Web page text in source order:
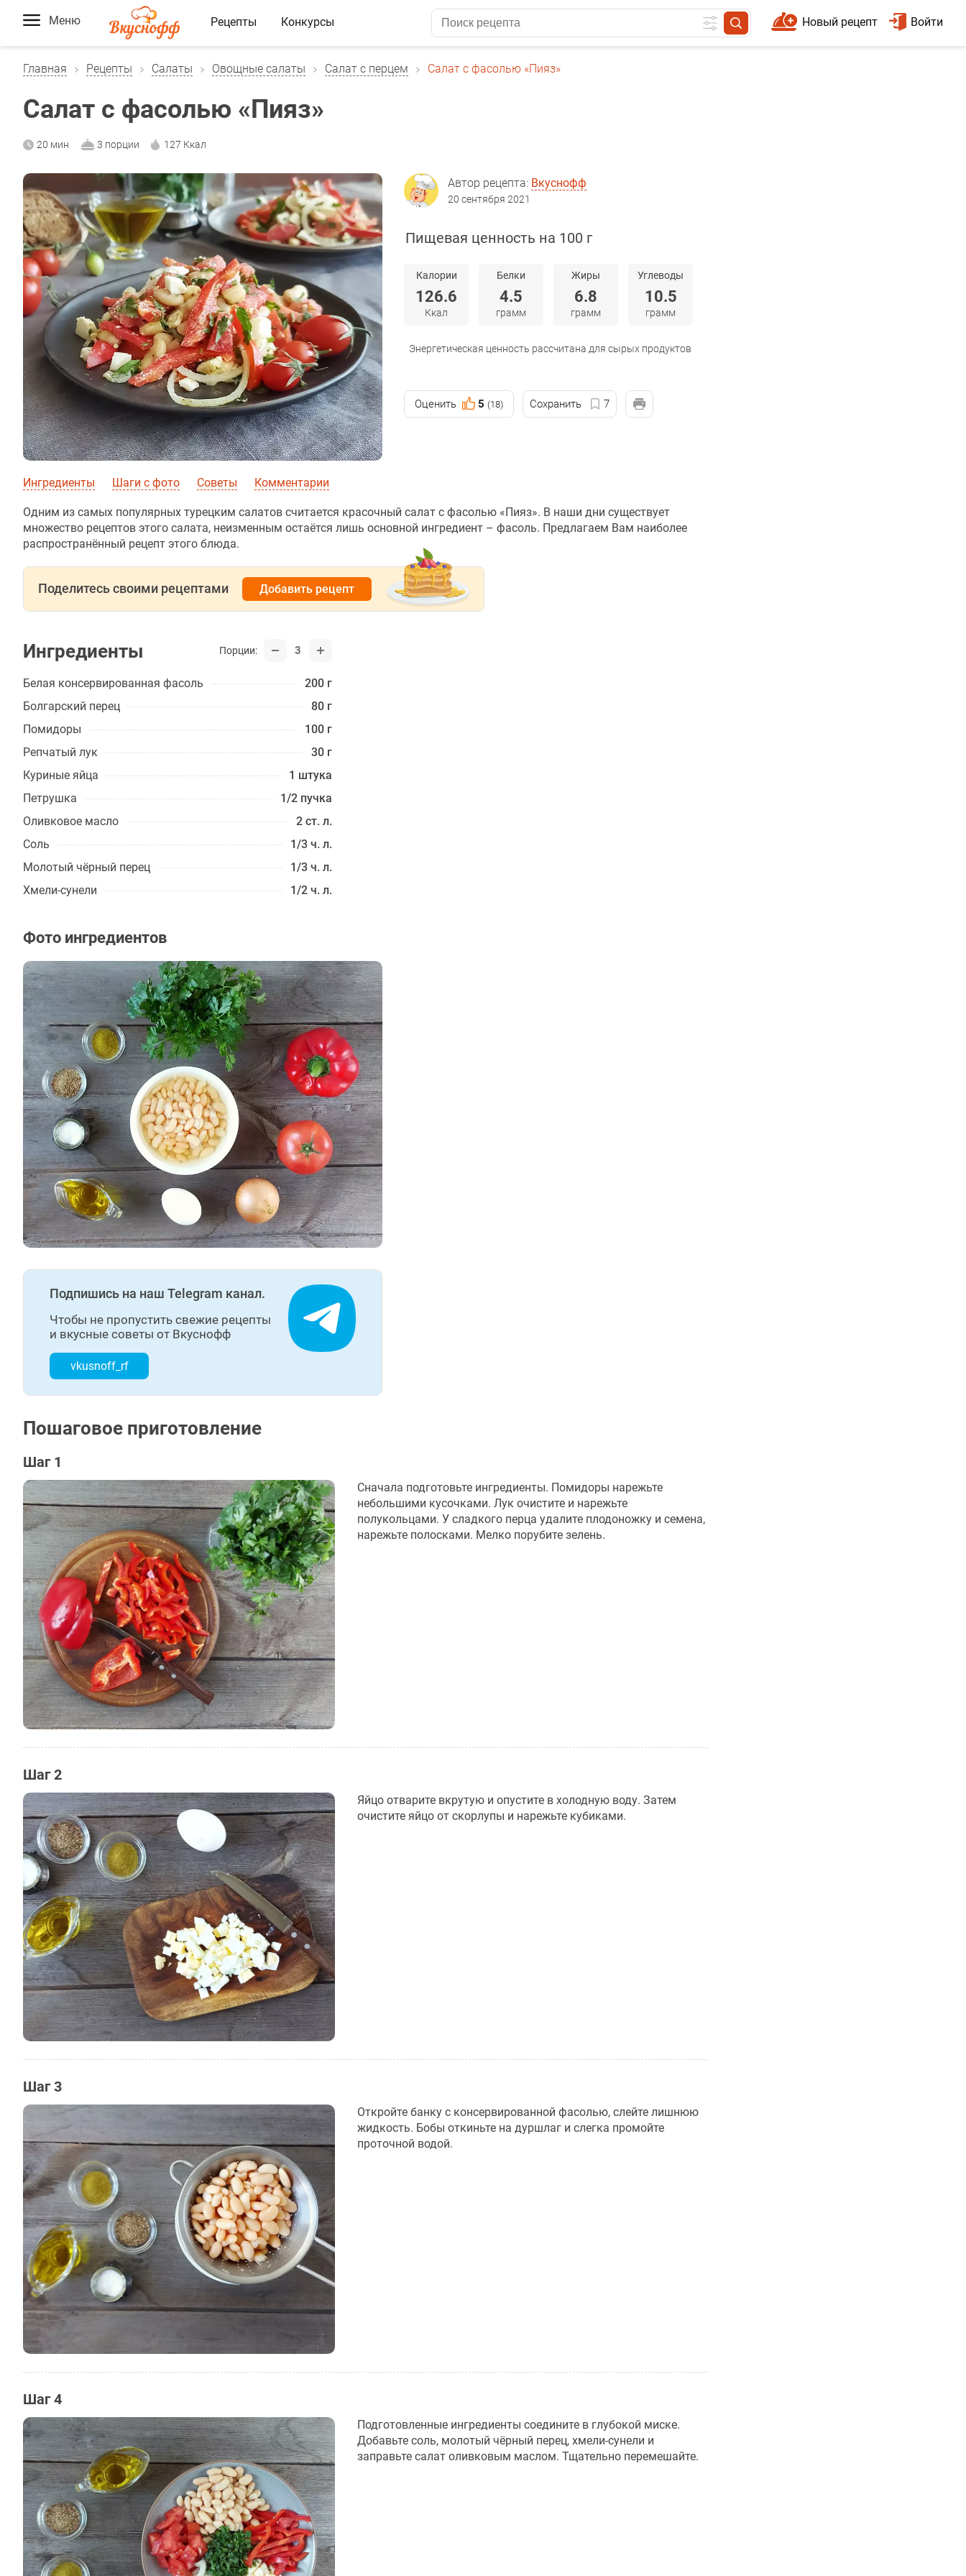
Меню Рецепты Конкурсы Войти
Новый рецепт
Главная Рецепты Салаты Овощные салаты Салат с перцем Салат с фасолью «Пияз»
Салат с фасолью «Пияз»
20 мин 3 порции 127 Ккал
Автор рецепта: Вкуснофф
20 сентября 2021
Пищевая ценность на 100 г
Калории
126.6
Ккал
Белки
4.5
грамм
Жиры
6.8
грамм
Углеводы
10.5
грамм
Энергетическая ценность рассчитана для сырых продуктов
Оценить 5 (18) Сохранить 7
Ингредиенты Шаги с фото Советы Комментарии
Одним из самых популярных турецким салатов считается красочный салат с фасолью «Пияз». В наши дни существует
множество рецептов этого салата, неизменным остаётся лишь основной ингредиент – фасоль. Предлагаем Вам наиболее
распространённый рецепт этого блюда.
Поделитесь своими рецептами Добавить рецепт
Ингредиенты Порции: 3
Белая консервированная фасоль
200 г
Болгарский перец
80 г
Помидоры
100 г
Репчатый лук
30 г
Куриные яйца
1 штука
Петрушка
1/2 пучка
Оливковое масло
2 ст. л.
Соль
1/3 ч. л.
Молотый чёрный перец
1/3 ч. л.
Хмели-сунели
1/2 ч. л.
Фото ингредиентов
Подпишись на наш Telegram канал.
Чтобы не пропустить свежие рецепты
и вкусные советы от Вкуснофф
vkusnoff_rf
Пошаговое приготовление
Шаг 1
Сначала подготовьте ингредиенты. Помидоры нарежьте
небольшими кусочками. Лук очистите и нарежьте
полукольцами. У сладкого перца удалите плодоножку и семена,
нарежьте полосками. Мелко порубите зелень.
Шаг 2
Яйцо отварите вкрутую и опустите в холодную воду. Затем
очистите яйцо от скорлупы и нарежьте кубиками.
Шаг 3
Откройте банку с консервированной фасолью, слейте лишнюю
жидкость. Бобы откиньте на дуршлаг и слегка промойте
проточной водой.
Шаг 4
Подготовленные ингредиенты соедините в глубокой миске.
Добавьте соль, молотый чёрный перец, хмели-сунели и
заправьте салат оливковым маслом. Тщательно перемешайте.